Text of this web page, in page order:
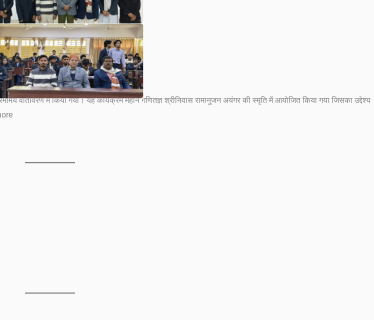
वातावरण में किया गया। यह कार्यक्रम महान गणितज्ञ श्रीनिवास रामानुजन अयंगर की स्मृति में आयोजित किया गया जिसका उद्देश्य